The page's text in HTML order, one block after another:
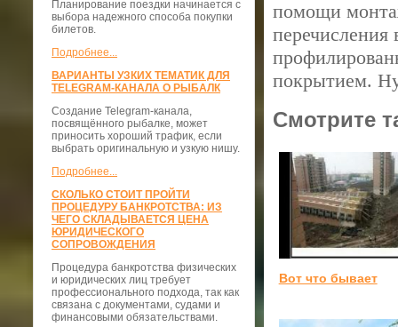
Планирование поездки начинается с
выбора надежного способа покупки
билетов.
Подробнее...
ВАРИАНТЫ УЗКИХ ТЕМАТИК ДЛЯ
TELEGRAM-КАНАЛА О РЫБАЛК
Создание Telegram-канала,
посвящённого рыбалке, может
приносить хороший трафик, если
выбрать оригинальную и узкую нишу.
Подробнее...
СКОЛЬКО СТОИТ ПРОЙТИ
ПРОЦЕДУРУ БАНКРОТСТВА: ИЗ
ЧЕГО СКЛАДЫВАЕТСЯ ЦЕНА
ЮРИДИЧЕСКОГО
СОПРОВОЖДЕНИЯ
Процедура банкротства физических
и юридических лиц требует
профессионального подхода, так как
связана с документами, судами и
финансовыми обязательствами.
помощи
перечисления
покрытием. Ну
Смотрите
Вот что бывает